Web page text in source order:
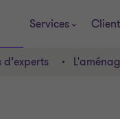
Services
d’experts